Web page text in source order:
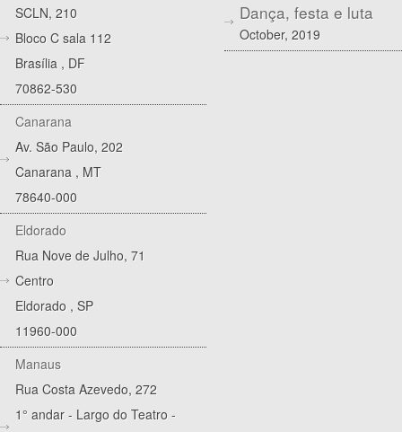
SCLN, 210
Bloco C sala 112
Brasília , DF
70862-530
Canarana
Av. São Paulo, 202
Canarana , MT
78640-000
Eldorado
Rua Nove de Julho, 71
Centro
Eldorado , SP
11960-000
Manaus
Rua Costa Azevedo, 272
1° andar - Largo do Teatro -
Dança, festa e luta
October, 2019